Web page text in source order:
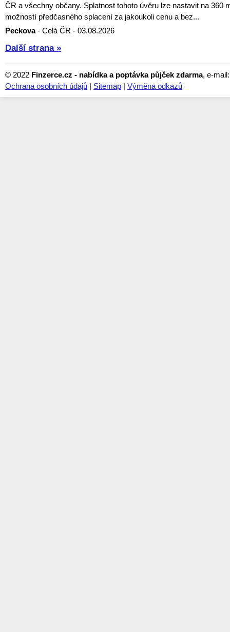
ČR a všechny občany. Splatnost tohoto úvěru lze nastavit na 360
možností předčasného splacení za jakoukoli cenu a bez...
Peckova- Celá ČR - 03.08.2026
Další strana »
© 2022 Finzerce.cz - nabídka a poptávka půjček zdarma, e-
Ochrana osobních údajů | Sitemap | Výměna odkazů